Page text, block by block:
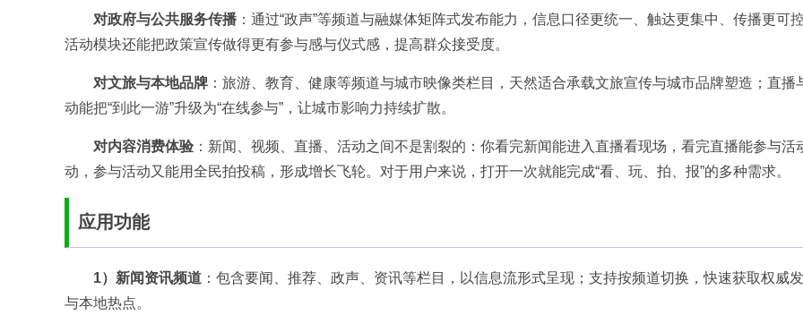
对政府与公共服务传播 ：通过“政声”等频道与融媒体矩阵式发布能力，信息口径更统一、触达更集中、传播更可控
活动模块还能把政策宣传做得更有参与感与仪式感，提高群众接受度。
对文旅与本地品牌 ：旅游、教育、健康等频道与城市映像类栏目，天然适合承载文旅宣传与城市品牌塑造；直播
动能把“到此一游”升级为“在线参与”，让城市影响力持续扩散。
对内容消费体验 ：新闻、视频、直播、活动之间不是割裂的：你看完新闻能进入直播看现场，看完直播能参与活
动，参与活动又能用全民拍投稿，形成增长飞轮。对于用户来说，打开一次就能完成“看、玩、拍、报”的多种需求。
应用功能
1）新闻资讯频道 ：包含要闻、推荐、政声、资讯等栏目，以信息流形式呈现；支持按频道切换，快速获取权威
与本地热点。